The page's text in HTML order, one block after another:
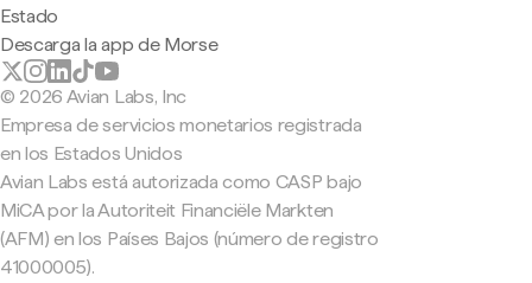
Estado
Descarga la app de Morse
© 2026 Avian Labs, Inc
Empresa de servicios monetarios registrada
en los Estados Unidos
Avian Labs está autorizada como CASP bajo
MiCA por la Autoriteit Financiële Markten
(AFM) en los Países Bajos (número de registro
41000005).